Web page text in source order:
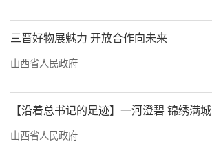
三晋好物展魅力 开放合作向未来
山西省人民政府
【沿着总书记的足迹】一河澄碧 锦绣满城
山西省人民政府